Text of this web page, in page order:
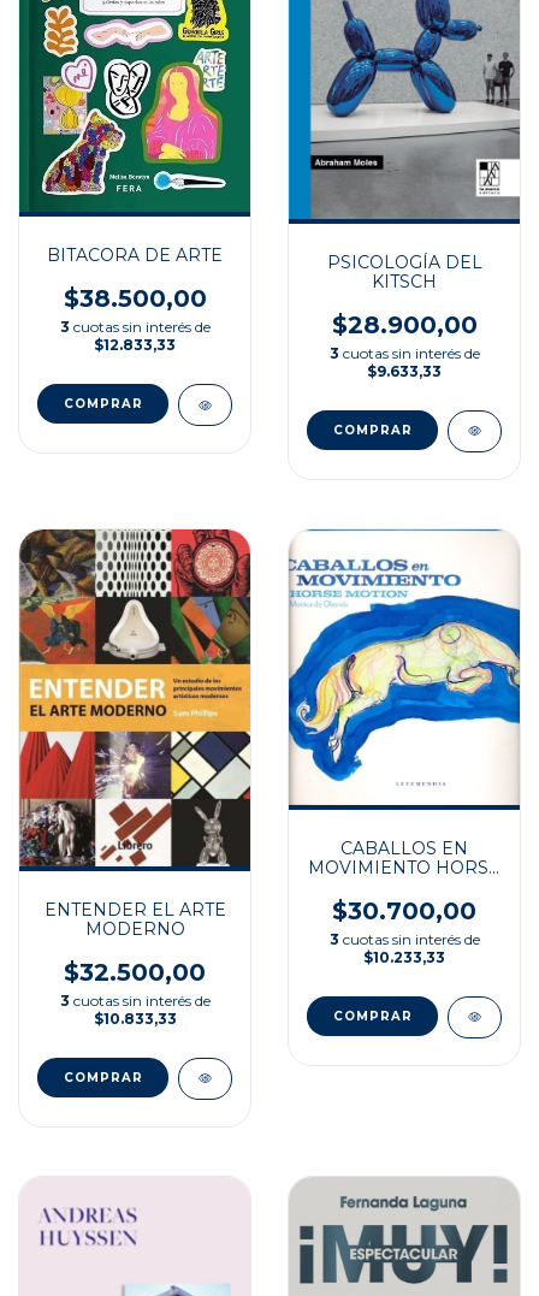
BITACORA DE ARTE
$38.500,00
3 cuotas sin interés de
$12.833,33
PSICOLOGÍA DEL
KITSCH
$28.900,00
3 cuotas sin interés de
$9.633,33
ENTENDER EL ARTE
MODERNO
$32.500,00
3 cuotas sin interés de
$10.833,33
CABALLOS EN
MOVIMIENTO HORSE
$30.700,00
3 cuotas sin interés de
$10.233,33